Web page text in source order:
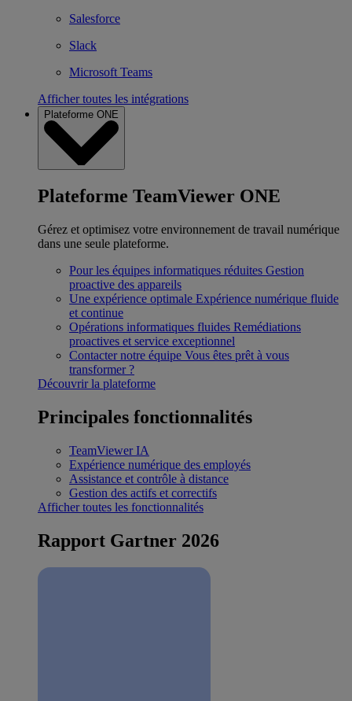
Salesforce
Slack
Microsoft Teams
Afficher toutes les intégrations
Plateforme ONE
Plateforme TeamViewer ONE
Gérez et optimisez votre environnement de travail numérique
dans une seule plateforme.
Pour les équipes informatiques réduites Gestion
proactive des appareils
Une expérience optimale Expérience numérique fluide
et continue
Opérations informatiques fluides Remédiations
proactives et service exceptionnel
Contacter notre équipe Vous êtes prêt à vous
transformer ?
Découvrir la plateforme
Principales fonctionnalités
TeamViewer IA
Expérience numérique des employés
Assistance et contrôle à distance
Gestion des actifs et correctifs
Afficher toutes les fonctionnalités
Rapport Gartner 2026